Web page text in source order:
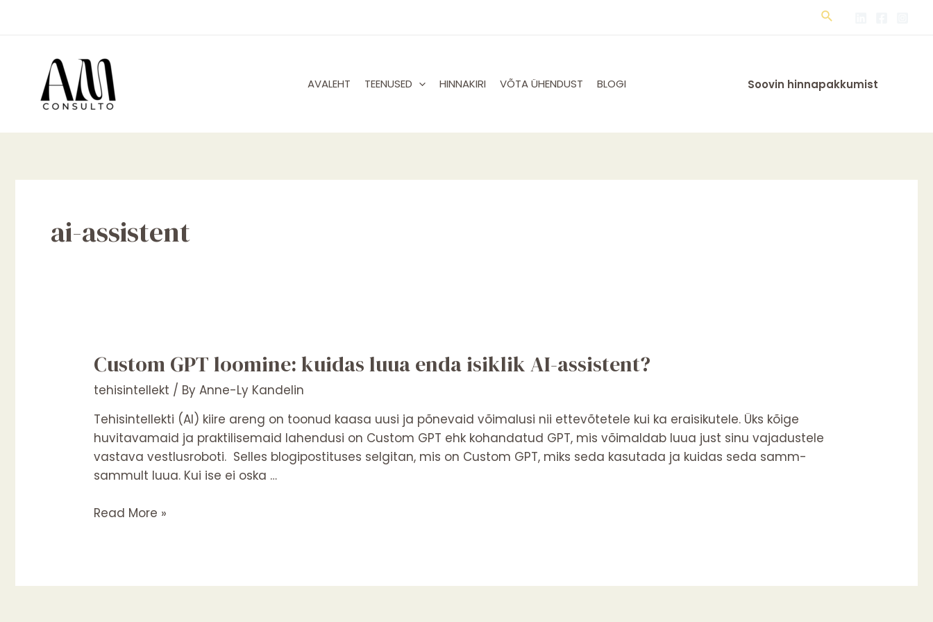
Search
AVALEHT TEENUSED HINNAKIRI VÕTA ÜHENDUST BLOGI Soovin hinnapakkumist
ai-assistent
Custom GPT loomine: kuidas luua enda isiklik AI-assistent?
tehisintellekt / ByAnne-Ly Kandelin
Tehisintellekti (AI) kiire areng on toonud kaasa uusi ja põnevaid võimalusi nii ettevõtetele kui ka eraisikutele. Üks kõige
huvitavamaid ja praktilisemaid lahendusi on Custom GPT ehk kohandatud GPT, mis võimaldab luua just sinu vajadustele
vastava vestlusroboti. Selles blogipostituses selgitan, mis on Custom GPT, miks seda kasutada ja kuidas seda samm-
sammult luua. Kui ise ei oska …
Custom
GPT
loomine:
kuidas
luua
enda
isiklik
assistent?
Read More »